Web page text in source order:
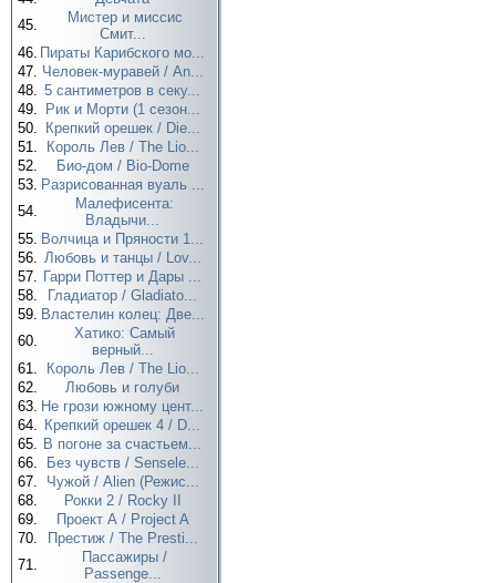
45.
Мистер и миссис
Смит...
46. Пираты Карибского мо...
47. Человек-муравей / An...
48. 5 сантиметров в секу...
49.
Рик и Морти (1 сезон...
50.
Крепкий орешек / Die...
51.
Король Лев / The Lio...
52.
Био-дом / Bio-Dome
53. Разрисованная вуаль ...
54.
Малефисента:
Владычи...
55. Волчица и Пряности 1...
56. Любовь и танцы / Lov...
57. Гарри Поттер и Дары ...
58.
Гладиатор / Gladiato...
59. Властелин колец: Две...
60.
Хатико: Самый
верный...
61.
Король Лев / The Lio...
62.
Любовь и голуби
63. Не грози южному цент...
64. Крепкий орешек 4 / D...
65. В погоне за счастьем...
66.
Без чувств / Sensele...
67.
Чужой / Alien (Режис...
68.
Рокки 2 / Rocky II
69.
Проект А / Project A
70.
Престиж / The Presti...
71.
Пассажиры /
Passenge...